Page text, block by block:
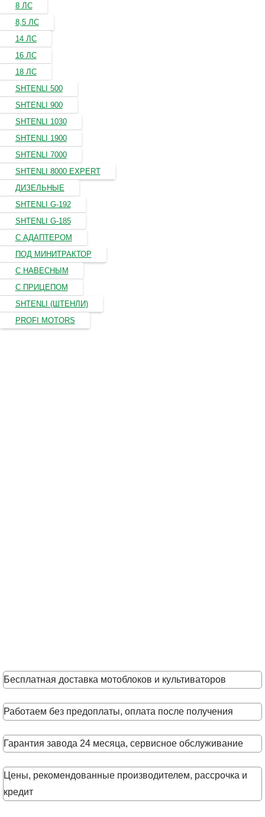
8 ЛС
8,5 ЛС
14 ЛС
16 ЛС
18 ЛС
SHTENLI 500
SHTENLI 900
SHTENLI 1030
SHTENLI 1900
SHTENLI 7000
SHTENLI 8000 EXPERT
ДИЗЕЛЬНЫЕ
SHTENLI G-192
SHTENLI G-185
С АДАПТЕРОМ
ПОД МИНИТРАКТОР
С НАВЕСНЫМ
С ПРИЦЕПОМ
SHTENLI (ШТЕНЛИ)
PROFI MOTORS
Бесплатная доставка мотоблоков и культиваторов
Работаем без предоплаты, оплата после получения
Гарантия завода 24 месяца, сервисное обслуживание
Цены, рекомендованные производителем, рассрочка и
кредит